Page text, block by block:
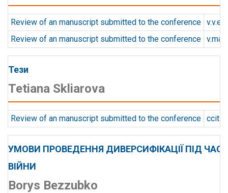
Review of an manuscript submitted to the conference
Review of an manuscript submitted to the conference
Тези
Tetiana Skliarova
Review of an manuscript submitted to the conference ccit
УМОВИ ПРОВЕДЕННЯ ДИВЕРСИФІКАЦІЇ ПІД ЧАС
ВІЙНИ
Borys Bezzubko